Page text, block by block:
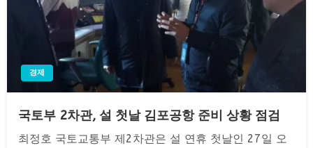
경제
국토부 2차관, 설 첫날 김포공항 준비 상황 점검
최정호 국토교통부 제2차관은 설 연휴 첫날인 27일 오